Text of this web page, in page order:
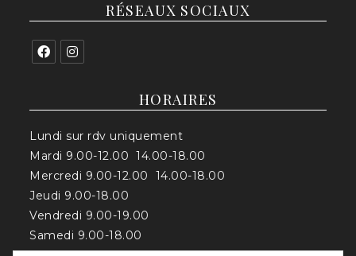
RÉSEAUX SOCIAUX
HORAIRES
Lundi sur rdv uniquement
Mardi 9.00-12.00 14.00-18.00
Mercredi 9.00-12.00 14.00-18.00
Jeudi 9.00-18.00
Vendredi 9.00-19.00
Samedi 9.00-18.00